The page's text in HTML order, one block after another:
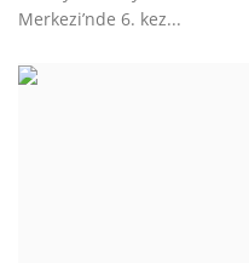
Merkezi’nde 6. kez...